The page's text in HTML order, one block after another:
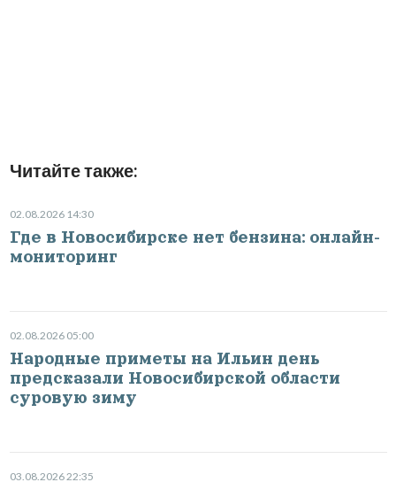
Читайте также:
02.08.2026 14:30
Где в Новосибирске нет бензина: онлайн-
мониторинг
02.08.2026 05:00
Народные приметы на Ильин день
предсказали Новосибирской области
суровую зиму
03.08.2026 22:35